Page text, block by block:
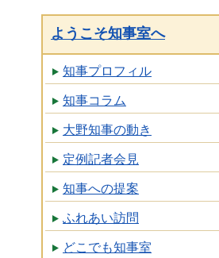
ようこそ知事室へ
知事プロフィル
知事コラム
大野知事の動き
定例記者会見
知事への提案
ふれあい訪問
どこでも知事室